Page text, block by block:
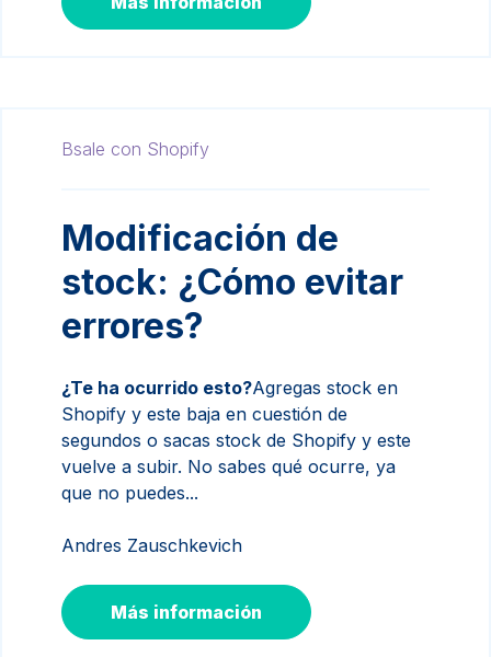
Bsale con Shopify
Modificación de
stock: ¿Cómo evitar
errores?
¿Te ha ocurrido esto?Agregas stock en
Shopify y este baja en cuestión de
segundos o sacas stock de Shopify y este
vuelve a subir. No sabes qué ocurre, ya
que no puedes...
Andres Zauschkevich
Más información